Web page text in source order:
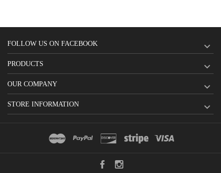
FOLLOW US ON FACEBOOK 
PRODUCTS 
OUR COMPANY 
STORE INFORMATION 